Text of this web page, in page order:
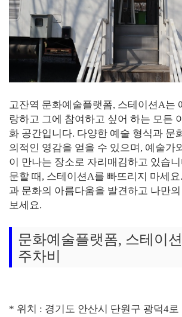
고잔역 문화예술플랫폼, 스테이션A는
랑하고 그에 참여하고 싶어 하는 모든
화 공간입니다. 다양한 예술 형식과 문
의적인 영감을 얻을 수 있으며, 예술가
이 만나는 장소로 자리매김하고 있습
문할 때, 스테이션A를 빠뜨리지 마세
과 문화의 아름다움을 발견하고 나만
보세요.
문화예술플랫폼, 스테이
주차비
* 위치 : 경기도 안산시 단원구 광덕4로